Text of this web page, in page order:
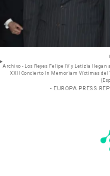
Archivo - Los Reyes Felipe IV y Letizia
XXII Concierto In Memoriam Víctimas del
- EUROPA PRESS